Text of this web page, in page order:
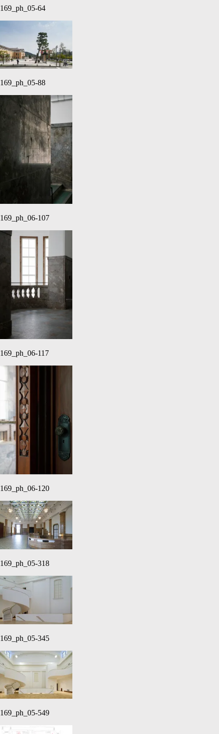
169_ph_05-64
169_ph_05-88
169_ph_06-107
169_ph_06-117
169_ph_06-120
169_ph_05-318
169_ph_05-345
169_ph_05-549